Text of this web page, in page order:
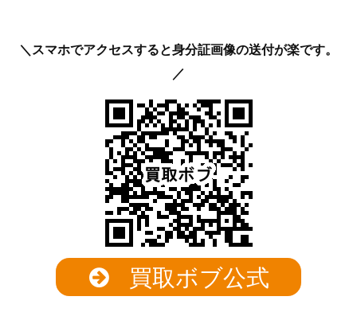
＼スマホでアクセスすると身分証画像の送付が楽です。
／
買取ボブ公式